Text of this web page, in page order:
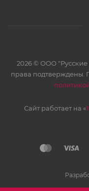
2026 © ООО
права подтверждены.
Сайт работает на «